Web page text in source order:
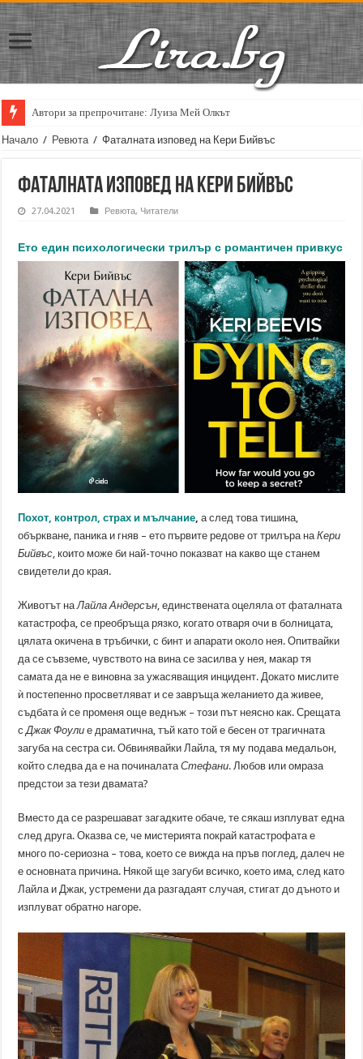
Автори за препрочитане: Луиза Мей Олкът
Начало / Ревюта / Фаталната изповед на Кери Бийвъс
Фаталната изповед на Кери Бийвъс
27.04.2021 Ревюта, Читатели
Ето един психологически трилър с романтичен привкус
Похот, контрол, страх и мълчание,а след това тишина,
объркване, паника и гняв – ето първите редове от трилъра наКери
Бийвъс, които може би най-точно показват на какво ще станем
свидетели до края.
Животът наЛайла Андерсън, единствената оцеляла от фаталната
катастрофа, се преобръща рязко, когато отваря очи в болницата,
цялата окичена в тръбички, с бинт и апарати около нея. Опитвайки
да се съвземе, чувството на вина се засилва у нея, макар тя
самата да не е виновна за ужасяващия инцидент. Докато мислите
ѝ постепенно просветляват и се завръща желанието да живее,
съдбата ѝ се променя още веднъж – този път неясно как. Срещата
сДжак Фоули е драматична, тъй като той е бесен от трагичната
загуба на сестра си. Обвинявайки Лайла, тя му подава медальон,
който следва да е на починалатаСтефани. Любов или омраза
предстои за тези двамата?
Вместо да се разрешават загадките обаче, те сякаш изплуват една
след друга. Оказва се, че мистерията покрай катастрофата е
много по-сериозна – това, което се вижда на пръв поглед, далеч не
е основната причина. Някой ще загуби всичко, което има, след като
Лайла и Джак, устремени да разгадаят случая, стигат до дъното и
изплуват обратно нагоре.